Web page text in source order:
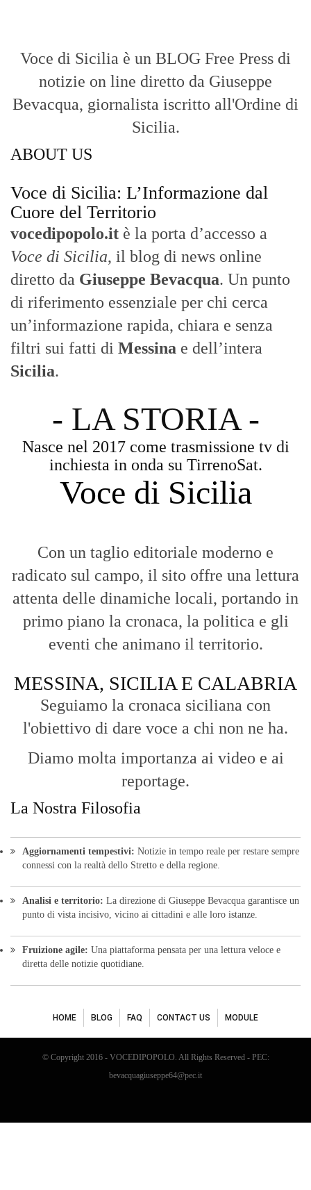
Voce di Sicilia è un BLOG Free Press di
notizie on line diretto da Giuseppe
Bevacqua, giornalista iscritto all'Ordine di
Sicilia.
ABOUT US
Voce di Sicilia: L’Informazione dal
Cuore del Territorio
vocedipopolo.it è la porta d’accesso a
Voce di Sicilia, il blog di news online
diretto da Giuseppe Bevacqua. Un punto
di riferimento essenziale per chi cerca
un’informazione rapida, chiara e senza
filtri sui fatti di Messina e dell’intera
Sicilia.
- LA STORIA -
Nasce nel 2017 come trasmissione tv di
inchiesta in onda su TirrenoSat.
Voce di Sicilia
Con un taglio editoriale moderno e
radicato sul campo, il sito offre una lettura
attenta delle dinamiche locali, portando in
primo piano la cronaca, la politica e gli
eventi che animano il territorio.
MESSINA, SICILIA E CALABRIA
Seguiamo la cronaca siciliana con
l'obiettivo di dare voce a chi non ne ha.
Diamo molta importanza ai video e ai
reportage.
La Nostra Filosofia
Aggiornamenti tempestivi: Notizie in tempo reale per restare sempre
connessi con la realtà dello Stretto e della regione.
Analisi e territorio: La direzione di Giuseppe Bevacqua garantisce un
punto di vista incisivo, vicino ai cittadini e alle loro istanze.
Fruizione agile: Una piattaforma pensata per una lettura veloce e
diretta delle notizie quotidiane.
HOME BLOG FAQ CONTACT US MODULE
© Copyright 2016 - VOCEDIPOPOLO. All Rights Reserved - PEC:
bevacquagiuseppe64@pec.it